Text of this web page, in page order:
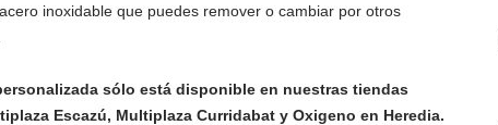
inoxidable que puedes remover o cambiar por otros
sólo está disponible en nuestras tiendas
Escazú, Multiplaza Curridabat y Oxigeno en Heredia.